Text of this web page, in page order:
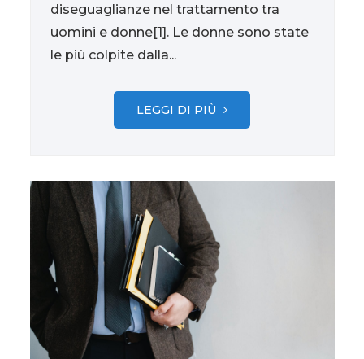
diseguaglianze nel trattamento tra
uomini e donne[1]. Le donne sono state
le più colpite dalla...
LEGGI DI PIÙ